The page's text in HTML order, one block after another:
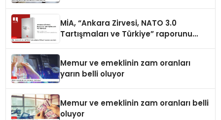
MİA, “Ankara Zirvesi, NATO 3.0
Tartışmaları ve Türkiye” raporunu
Memur ve emeklinin zam oranları
yarın belli oluyor
Memur ve emeklinin zam oranları belli
oluyor